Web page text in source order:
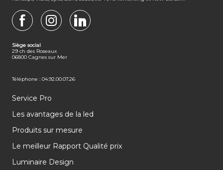
Siège social
29 ch des Roseaux
06800 Cagnes sur Mer
Téléphone : 04.92.00.07.26
Service Pro
Les avantages de la led
Produits sur mesure
Le meilleur Rapport Qualité prix
Luminaire Design